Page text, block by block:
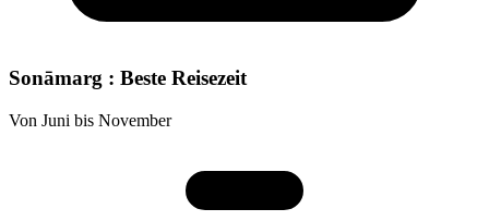
Sonāmarg : Beste Reisezeit
Von Juni bis November